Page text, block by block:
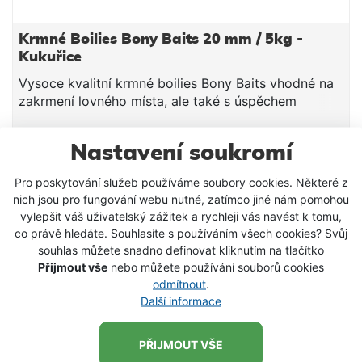
Nastavení soukromí
Pro poskytování služeb používáme soubory cookies. Některé z
nich jsou pro fungování webu nutné, zatímco jiné nám pomohou
vylepšit váš uživatelský zážitek a rychleji vás navést k tomu,
co právě hledáte. Souhlasíte s používáním všech cookies? Svůj
souhlas můžete snadno definovat kliknutím na tlačítko
Přijmout vše nebo můžete používání souborů cookies
odmítnout
Další informace
PŘIJMOUT VŠE
Krmné Boilies Bony Baits 20 mm / 5kg -
Kukuřice
Vysoce kvalitní krmné boilies Bony Baits vhodné na
zakrmení lovného místa, ale také s úspěchem
semen, které ve vodě zanechávají lákavou chuťovou
esenciálních aminokyselin, nenasycených mastných
kyselin a kompletní vitaminový premix. Složení
společně s aromaty dodává boilisu neodolatelnou
vůni a také vysokou stravitelnost. Díky kvalitnímu a
pečlivému zpracování se boilies ve vodě pomalu
rozpoští a pozvolna uvoňuje do vody své lákavé
vůně a chutě. Doba rozpustosti se bohybuije v
hodinami, což z něj dělá perfektní zbraň na kvalitní
zákrm a lov velkých kaprů!
349 Kč
SKLADEM